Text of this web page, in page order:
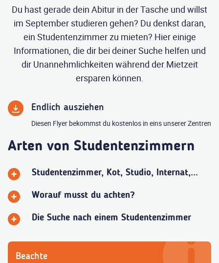
Du hast gerade dein Abitur in der Tasche und willst
im September studieren gehen? Du denkst daran,
ein Studentenzimmer zu mieten? Hier einige
Informationen, die dir bei deiner Suche helfen und
dir Unannehmlichkeiten während der Mietzeit
ersparen können.
Endlich ausziehen
Diesen Flyer bekommst du kostenlos in eins unserer Zentren
Arten von Studentenzimmern
Studentenzimmer, Kot, Studio, Internat,...
Worauf musst du achten?
Die Suche nach einem Studentenzimmer
Beachte